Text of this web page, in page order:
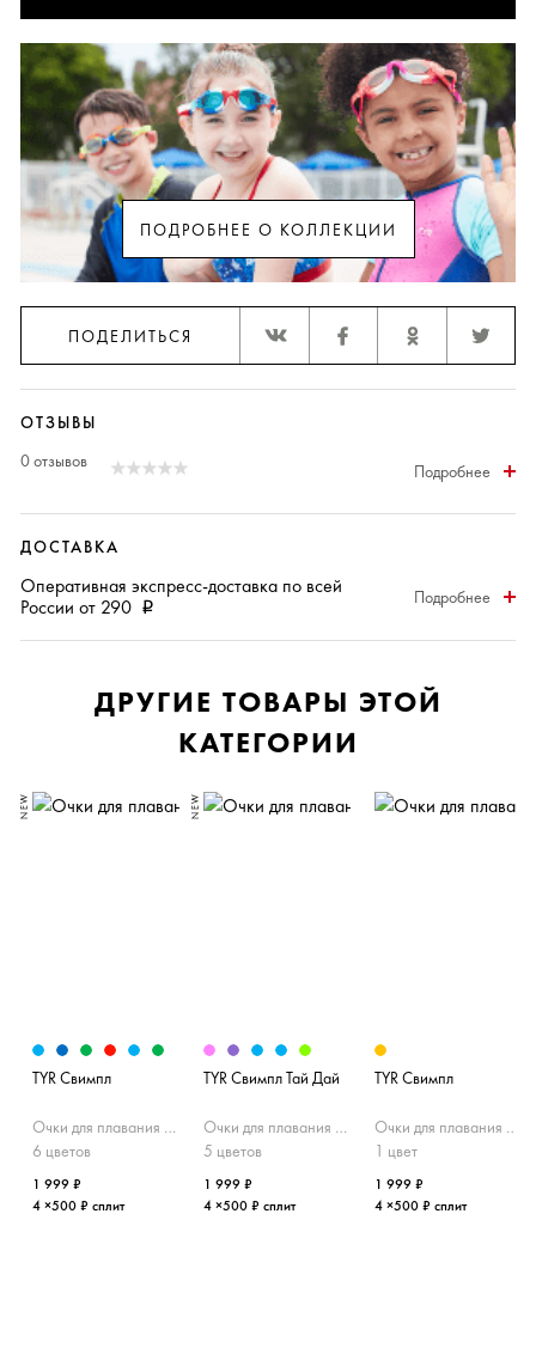
ПОДРОБНЕЕ О КОЛЛЕКЦИИ
ПОДЕЛИТЬСЯ
ОТЗЫВЫ
0 отзывов
Подробнее
ДОСТАВКА
Оперативная экспресс-доставка по всей
России от 290 i
Подробнее
ДРУГИЕ ТОВАРЫ ЭТОЙ
КАТЕГОРИИ
NEW
TYR Свимпл
Очки для плавания детские
6 цветов
1 999 ₽
4 ×500 ₽ сплит
NEW
TYR Свимпл Тай Дай
Очки для плавания детские (Зекральные)
5 цветов
1 999 ₽
4 ×500 ₽ сплит
TYR Свимпл
Очки для плавания детские (Зекральные)
1 цвет
1 999 ₽
4 ×500 ₽ сплит